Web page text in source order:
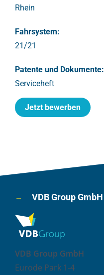
Rhein
Fahrsystem:
21/21
Patente und Dokumente:
Serviceheft
Jetzt bewerben
VDB Group GmbH
VDB Group GmbH
Eurode Park 1-4